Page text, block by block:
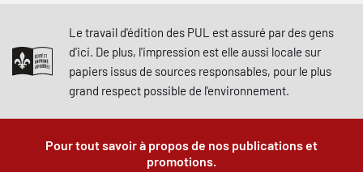
Le travail d'édition des PUL est assuré par des gens
d'ici. De plus, l'impression est elle aussi locale sur
papiers issus de sources responsables, pour le plus
grand respect possible de l'environnement.
Pour tout savoir à propos de nos publications et
promotions.